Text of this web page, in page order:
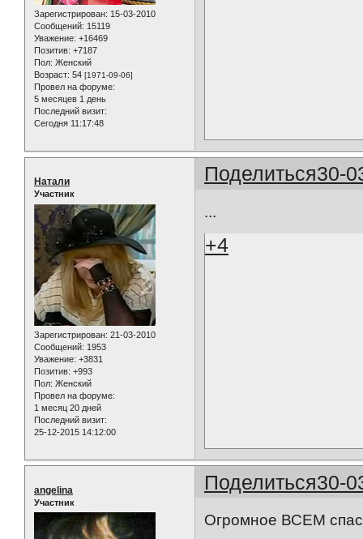
Зарегистрирован: 15-03-2010
Сообщений: 15119
Уважение: +16469
Позитив: +7187
Пол: Женский
Возраст: 54 [1971-09-06]
Провел на форуме:
5 месяцев 1 день
Последний визит:
Сегодня 11:17:48
Поделиться30-
Натали
Участник
Зарегистрирован: 21-03-2010
Сообщений: 1953
Уважение: +3831
Позитив: +993
Пол: Женский
Провел на форуме:
1 месяц 20 дней
Последний визит:
25-12-2015 14:12:00
...
+4
Поделиться30-
angelina
Участник
Огромное ВСЕМ